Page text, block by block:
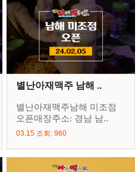
별난아재맥주 남해 ..
별난아재맥주남해 미조점
오픈매장주소: 경남 남..
03.15 조회: 960